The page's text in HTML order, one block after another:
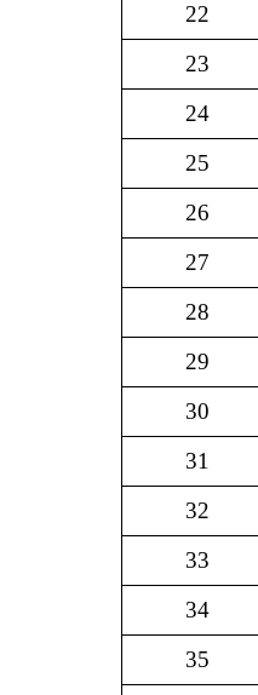
22
23
24
25
26
27
28
29
30
31
32
33
34
35